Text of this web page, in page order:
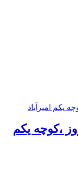
،کوچه یکم